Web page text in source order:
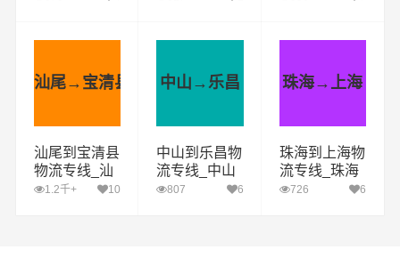
汕尾→宝清县
汕尾到宝清县
物流专线_汕
尾到宝清县货
1.2千+ 10
中山→乐昌
中山到乐昌物
流专线_中山
到乐昌货运公
807 6
珠海→上海
珠海到上海物
流专线_珠海
到上海货运公
726 6